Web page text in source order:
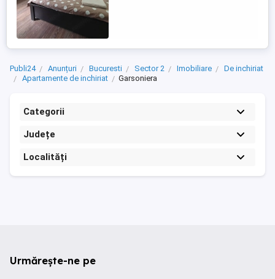
Publi24 Anunțuri Bucuresti Sector 2 Imobiliare
De inchiriat
Apartamente de inchiriat
Garsoniera
Categorii
Județe
Localități
Urmărește-ne pe